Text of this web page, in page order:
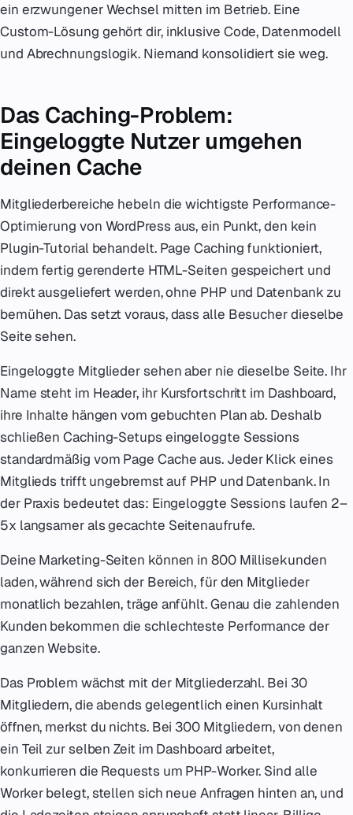
ein erzwungener Wechsel mitten im Betrieb. Eine
Custom-Lösung gehört dir, inklusive Code, Datenmodell
und Abrechnungslogik. Niemand konsolidiert sie weg.
Das Caching-Problem:
Eingeloggte Nutzer umgehen
deinen Cache
Mitgliederbereiche hebeln die wichtigste Performance-
Optimierung von WordPress aus, ein Punkt, den kein
Plugin-Tutorial behandelt. Page Caching funktioniert,
indem fertig gerenderte HTML-Seiten gespeichert und
direkt ausgeliefert werden, ohne PHP und Datenbank zu
bemühen. Das setzt voraus, dass alle Besucher dieselbe
Seite sehen.
Eingeloggte Mitglieder sehen aber nie dieselbe Seite. Ihr
Name steht im Header, ihr Kursfortschritt im Dashboard,
ihre Inhalte hängen vom gebuchten Plan ab. Deshalb
schließen Caching-Setups eingeloggte Sessions
standardmäßig vom Page Cache aus. Jeder Klick eines
Mitglieds trifft ungebremst auf PHP und Datenbank. In
der Praxis bedeutet das: Eingeloggte Sessions laufen 2–
5x langsamer als gecachte Seitenaufrufe.
Deine Marketing-Seiten können in 800 Millisekunden
laden, während sich der Bereich, für den Mitglieder
monatlich bezahlen, träge anfühlt. Genau die zahlenden
Kunden bekommen die schlechteste Performance der
ganzen Website.
Das Problem wächst mit der Mitgliederzahl. Bei 30
Mitgliedern, die abends gelegentlich einen Kursinhalt
öffnen, merkst du nichts. Bei 300 Mitgliedern, von denen
ein Teil zur selben Zeit im Dashboard arbeitet,
konkurrieren die Requests um PHP-Worker. Sind alle
Worker belegt, stellen sich neue Anfragen hinten an, und